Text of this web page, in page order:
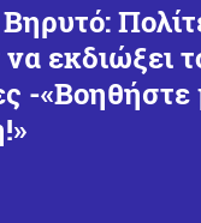
εκδιώξει
-«Βοηθήστε